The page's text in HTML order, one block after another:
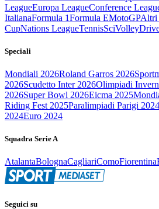
LeagueEuropa LeagueConference
ItalianaFormula 1Formula EMotoGPAltri
CupNations LeagueTennisSciVolley
Speciali
Mondiali 2026Roland Garros 2026
2026Scudetto Inter 2026Olimpiadi
2026Super Bowl 2026Eicma 2025
Riding Fest 2025Paralimpiadi Parigi 2024
2024Euro 2024
Squadra Serie A
AtalantaBolognaCagliariComoFiorentina
Seguici su